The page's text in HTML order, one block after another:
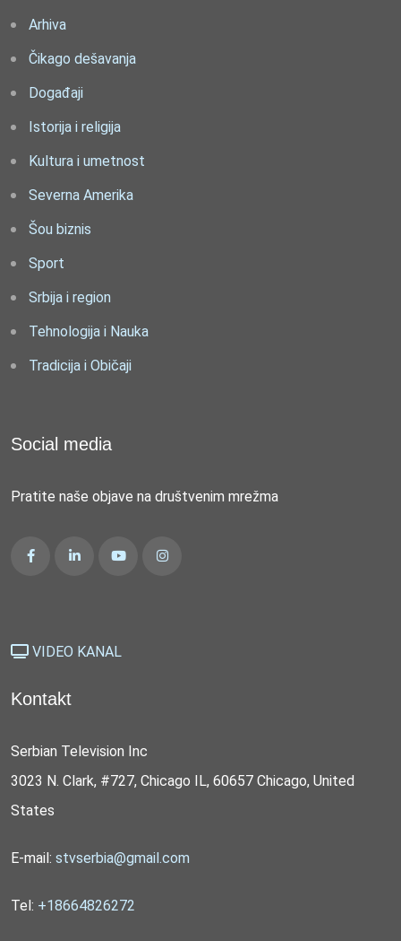
Arhiva
Čikago dešavanja
Događaji
Istorija i religija
Kultura i umetnost
Severna Amerika
Šou biznis
Sport
Srbija i region
Tehnologija i Nauka
Tradicija i Običaji
Social media
Pratite naše objave na društvenim mrežma
VIDEO KANAL
Kontakt
Serbian Television Inc
3023 N. Clark, #727, Chicago IL, 60657 Chicago, United
States
E-mail: stvserbia@gmail.com
Tel: +18664826272